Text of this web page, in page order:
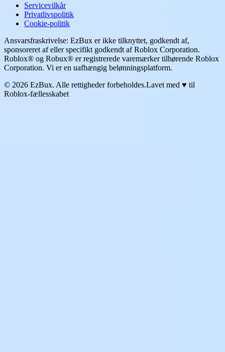
Servicevilkår
Privatlivspolitik
Cookie-politik
Ansvarsfraskrivelse: EzBux er ikke tilknyttet, godkendt af,
sponsoreret af eller specifikt godkendt af Roblox Corporation.
Roblox® og Robux® er registrerede varemærker tilhørende Roblox
Corporation. Vi er en uafhængig belønningsplatform.
© 2026 EzBux. Alle rettigheder forbeholdes.Lavet med ♥ til
Roblox-fællesskabet